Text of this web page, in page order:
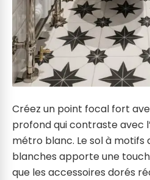
Créez un point focal fort
profond qui contraste avec
métro blanc. Le sol à motifs
blanches apporte une
que les accessoires dorés